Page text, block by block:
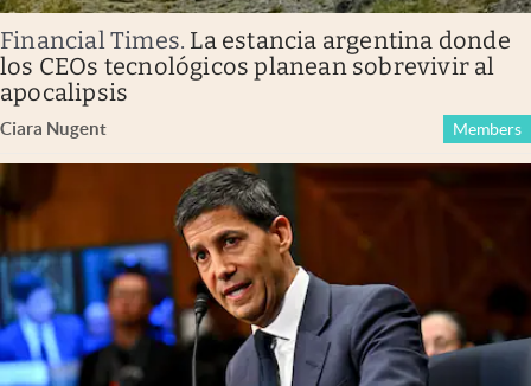
Financial Times. La estancia argentina donde
los CEOs tecnológicos planean sobrevivir al
apocalipsis
Ciara Nugent Members